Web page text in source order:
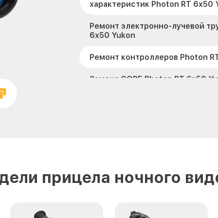
характеристик Photon RT 6x50
Ремонт электронно-лучевой
6x50 Yukon
Ремонт контроллеров Photon
Замена CORE Photon RT 6x50
Калибровка и настройка
прицела ночного